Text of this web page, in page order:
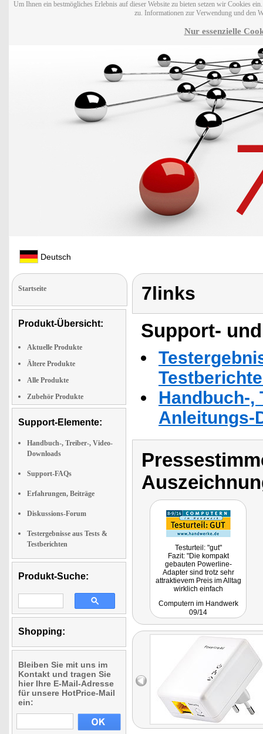
Um Ihnen ein bestmögliches Erlebnis auf dieser Website zu bieten setzen wir Cookies
zu. Informationen zur Verwendung und den
Nur essenzielle
Deutsch
Startseite
Produkt-Übersicht:
Aktuelle Produkte
Ältere Produkte
Alle Produkte
Zubehör Produkte
Support-Elemente:
Handbuch-, Treiber-, Video-
Downloads
Support-FAQs
Erfahrungen, Beiträge
Diskussions-Forum
Testergebnisse aus Tests &
Testberichten
Produkt-Suche:
Shopping:
Bleiben Sie mit uns im
Kontakt und tragen Sie
hier Ihre E-Mail-Adresse
für unsere HotPrice-Mail
ein:
7links
Support-
Handbuch-,
Anleitungs-
Testurteil: "gut"
Fazit: "Die kompakt
gebauten Powerline-
Adapter sind trotz sehr
attraktievem Preis im Alltag
wirklich einfach
auch sehr zuverlässig."
Computern im Handwerk
09/14